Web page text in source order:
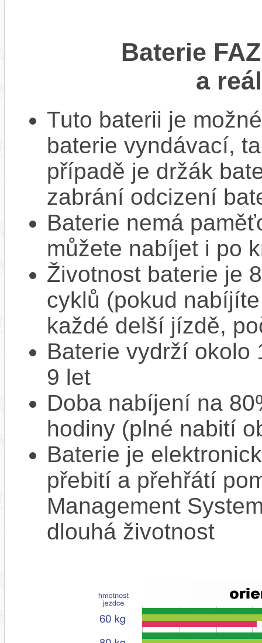
Baterie
a
Tuto baterii je
baterie vyndávací,
případě je držák
zabrání odcizení
Baterie nemá
můžete nabíjet i po
Životnost baterie je
cyklů (pokud
každé delší jízdě,
Baterie vydrží okolo
9 let
Doba nabíjení na
hodiny (plné nabití
Baterie je
přebití a přehřátí
Management
dlouhá životnost